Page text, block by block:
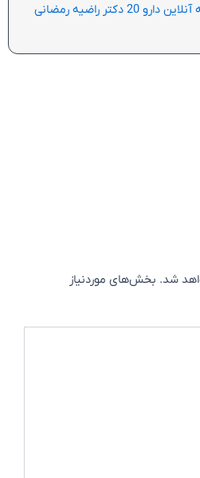
دکتر راضیه رمضانی
شد. بخش‌های موردنیاز